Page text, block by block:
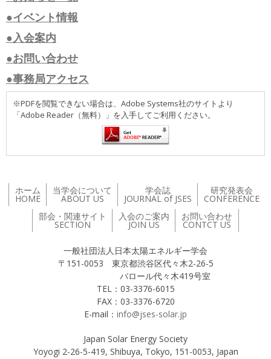
●イベント情報
●入会案内
●お問い合わせ
●事務局アクセス
※PDFを閲覧できない場合は、Adobe Systems社のサイトより
「Adobe Reader（無料）」を入手してご利用ください。
ホーム
HOME
当学会について
ABOUT US
学会誌
JOURNAL of JSES
研究発表会
CONFERENCE
部会・関連サイト
SECTION
入会のご案内
JOIN US
お問い合わせ
CONTCT US
一般社団法人日本太陽エネルギー学会
〒151-0053 東京都渋谷区代々木2-26-5
バロール代々木419号室
TEL：03-3376-6015
FAX：03-3376-6720
E-mail： info@jses-solar.jp
Japan Solar Energy Society
Yoyogi 2-26-5-419, Shibuya, Tokyo, 151-0053, Japan